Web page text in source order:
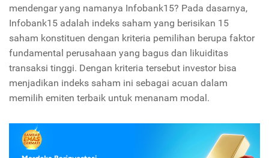
mendengar yang namanya Infobank15? Pada dasarnya,
Infobank15 adalah indeks saham yang berisikan 15
saham konstituen dengan kriteria pemilihan berupa faktor
fundamental perusahaan yang bagus dan likuiditas
transaksi tinggi. Dengan kriteria tersebut investor bisa
menjadikan indeks saham ini sebagai acuan dalam
memilih emiten terbaik untuk menanam modal.